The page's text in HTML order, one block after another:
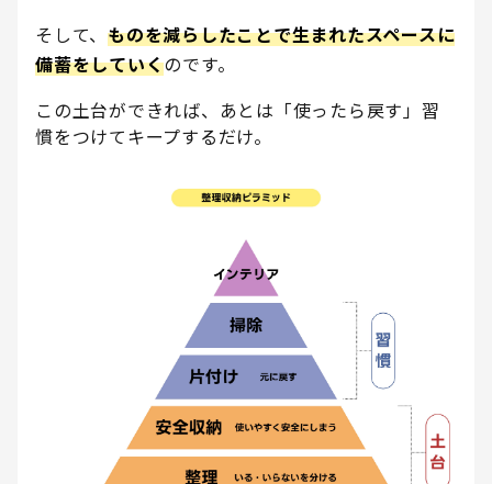
そして、 ものを減らしたことで生まれたスペースに
備蓄をしていくのです。
この土台ができれば、あとは「使ったら戻す」習
慣をつけてキープするだけ。